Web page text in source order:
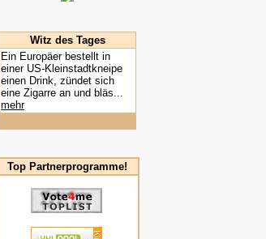
Witz des Tages
Ein Europäer bestellt in
einer US-Kleinstadtkneipe
einen Drink, zündet sich
eine Zigarre an und bläs...
mehr
Top Partnerprogramme!